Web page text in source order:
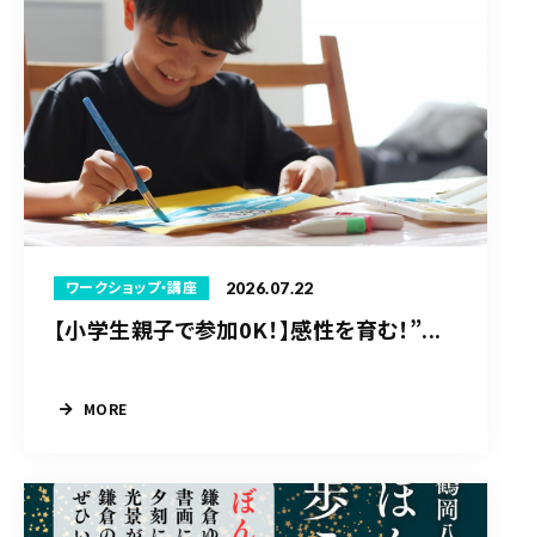
ワークショップ・講座 2026.07.22
【小学生親子で参加0K！】感性を育む！”...
MORE